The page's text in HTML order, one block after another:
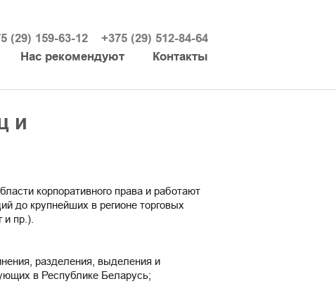
(29) 159-63-12
+375 (29) 512-84-64
Нас рекомендуют Контакты
и
корпоративного права и работают
до крупнейших в регионе торговых
и пр.).
разделения, выделения и
в Республике Беларусь;